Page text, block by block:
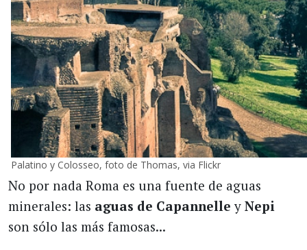
Palatino y Colosseo, foto de Thomas, via Flickr
No por nada Roma es una fuente de aguas
minerales: las aguas de Capannelle y Nepi
son sólo las más famosas...